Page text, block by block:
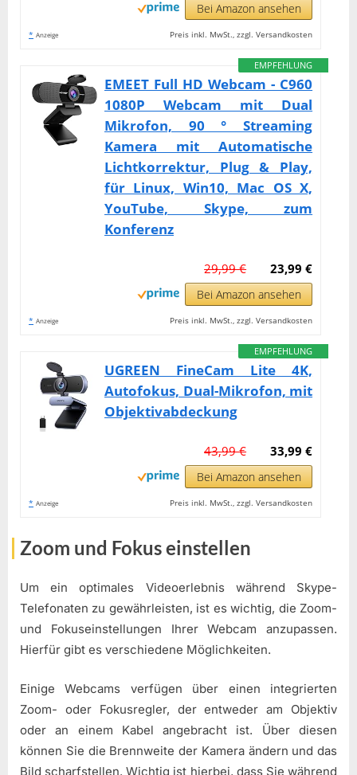
Bei Amazon ansehen
* Anzeige Preis inkl. MwSt., zzgl. Versandkosten
EMPFEHLUNG
EMEET Full HD Webcam - C960
1080P Webcam mit Dual
Mikrofon, 90 ° Streaming
Kamera mit Automatische
Lichtkorrektur, Plug & Play,
für Linux, Win10, Mac OS X,
YouTube, Skype, zum
Konferenz
23,99 €
29,99 €
Bei Amazon ansehen
* Anzeige Preis inkl. MwSt., zzgl. Versandkosten
EMPFEHLUNG
UGREEN FineCam Lite 4K,
Autofokus, Dual-Mikrofon, mit
Objektivabdeckung
33,99 €
43,99 €
Bei Amazon ansehen
* Anzeige Preis inkl. MwSt., zzgl. Versandkosten
Zoom und Fokus einstellen
Um ein optimales Videoerlebnis während Skype-
Telefonaten zu gewährleisten, ist es wichtig, die Zoom-
und Fokuseinstellungen Ihrer Webcam anzupassen.
Hierfür gibt es verschiedene Möglichkeiten.
Einige Webcams verfügen über einen integrierten
Zoom- oder Fokusregler, der entweder am Objektiv
oder an einem Kabel angebracht ist. Über diesen
können Sie die Brennweite der Kamera ändern und das
Bild scharfstellen. Wichtig ist hierbei, dass Sie während